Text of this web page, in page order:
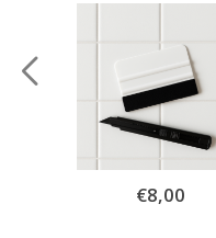
Special
Price
€8,00